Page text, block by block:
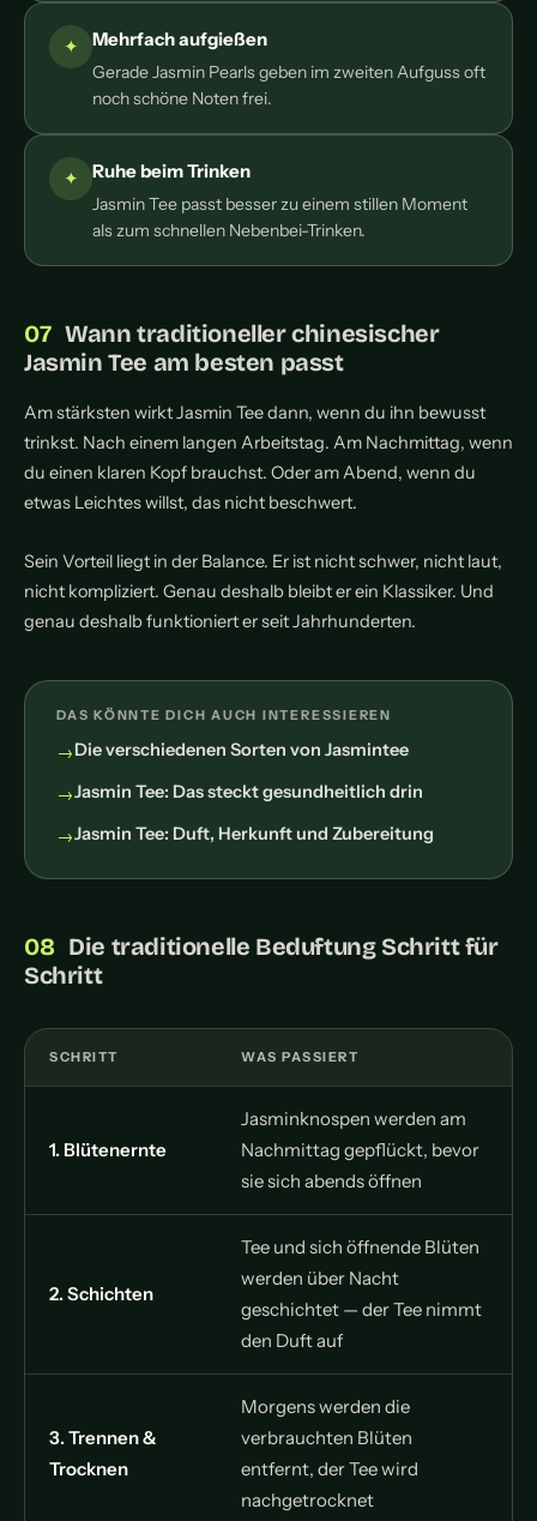
Mehrfach aufgießen
Gerade Jasmin Pearls geben im zweiten Aufguss oft
noch schöne Noten frei.
Ruhe beim Trinken
Jasmin Tee passt besser zu einem stillen Moment
als zum schnellen Nebenbei-Trinken.
Wann traditioneller chinesischer
Jasmin Tee am besten passt
Am stärksten wirkt Jasmin Tee dann, wenn du ihn bewusst
trinkst. Nach einem langen Arbeitstag. Am Nachmittag, wenn
du einen klaren Kopf brauchst. Oder am Abend, wenn du
etwas Leichtes willst, das nicht beschwert.
Sein Vorteil liegt in der Balance. Er ist nicht schwer, nicht laut,
nicht kompliziert. Genau deshalb bleibt er ein Klassiker. Und
genau deshalb funktioniert er seit Jahrhunderten.
DAS KÖNNTE DICH AUCH INTERESSIEREN
Die verschiedenen Sorten von Jasmintee
Jasmin Tee: Das steckt gesundheitlich drin
Jasmin Tee: Duft, Herkunft und Zubereitung
Die traditionelle Beduftung Schritt für
Schritt
SCHRITT WAS PASSIERT
1. Blütenernte
Jasminknospen werden am
Nachmittag gepflückt, bevor
sie sich abends öffnen
2. Schichten
Tee und sich öffnende Blüten
werden über Nacht
geschichtet — der Tee nimmt
den Duft auf
3. Trennen &
Trocknen
Morgens werden die
verbrauchten Blüten
entfernt, der Tee wird
nachgetrocknet